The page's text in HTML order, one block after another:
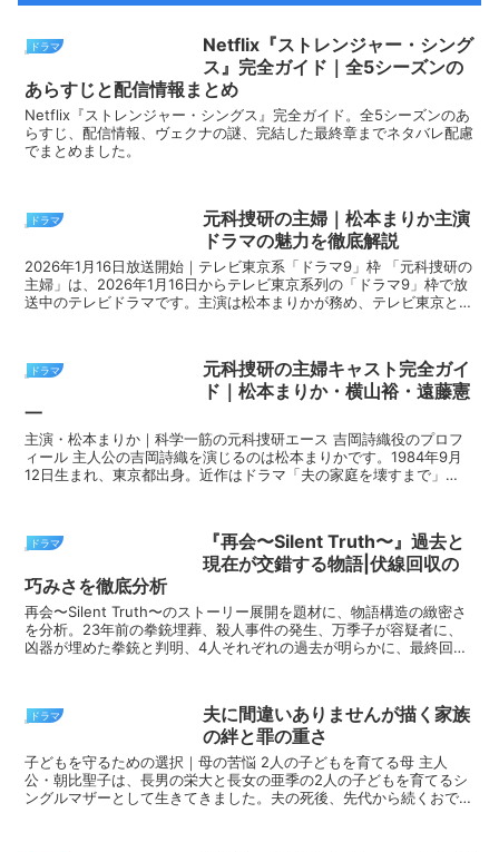
ドラマ
Netflix『ストレンジャー・シング
ス』完全ガイド｜全5シーズンの
あらすじと配信情報まとめ
Netflix『ストレンジャー・シングス』完全ガイド。全5シーズンのあ
らすじ、配信情報、ヴェクナの謎、完結した最終章までネタバレ配慮
でまとめました。
ドラマ
元科捜研の主婦｜松本まりか主演
ドラマの魅力を徹底解説
2026年1月16日放送開始｜テレビ東京系「ドラマ9」枠 「元科捜研の
主婦」は、2026年1月16日からテレビ東京系列の「ドラマ9」枠で放
送中のテレビドラマです。主演は松本まりかが務め、テレビ東京と講
ドラマ
元科捜研の主婦キャスト完全ガイ
ド｜松本まりか・横山裕・遠藤憲
一
主演・松本まりか｜科学一筋の元科捜研エース 吉岡詩織役のプロフ
ィール 主人公の吉岡詩織を演じるのは松本まりかです。1984年9月
12日生まれ、東京都出身。近作はドラマ「夫の家庭を壊すまで」
ドラマ
『再会〜Silent Truth〜』過去と
現在が交錯する物語|伏線回収の
巧みさを徹底分析
再会〜Silent Truth〜のストーリー展開を題材に、物語構造の緻密さ
を分析。23年前の拳銃埋葬、殺人事件の発生、万季子が容疑者に、
凶器が埋めた拳銃と判明、4人それぞれの過去が明らかに、最終回の
ドラマ
夫に間違いありませんが描く家族
の絆と罪の重さ
子どもを守るための選択｜母の苦悩 2人の子どもを育てる母 主人
公・朝比聖子は、長男の栄大と長女の亜季の2人の子どもを育てるシ
ングルマザーとして生きてきました。夫の死後、先代から続くおでん